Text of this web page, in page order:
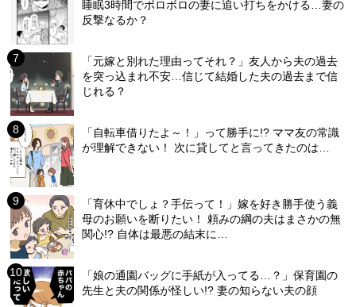
睡眠3時間でボロボロの妻に追い打ちをかける…妻の
反撃なるか？
「元嫁と別れた理由ってそれ？」友人から夫の過去
を突っ込まれ不安…信じて結婚した夫の過去まで信
じれる？
「自転車借りたよ～！」って勝手に!? ママ友の常識
が理解できない！ 次に貸してと言ってきたのは…
「育休中でしょ？手伝って！」嫁を好き勝手使う義
母のお願いを断りたい！ 頼みの綱の夫はまさかの無
関心!? 自体は最悪の結末に…
「娘の通園バッグに手紙が入ってる…？」保育園の
先生と夫の関係が怪しい!? 妻の知らない夫の顔